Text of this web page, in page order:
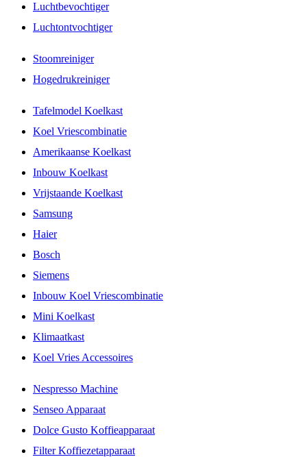
Luchtbevochtiger
Luchtontvochtiger
Stoomreiniger
Hogedrukreiniger
Tafelmodel Koelkast
Koel Vriescombinatie
Amerikaanse Koelkast
Inbouw Koelkast
Vrijstaande Koelkast
Samsung
Haier
Bosch
Siemens
Inbouw Koel Vriescombinatie
Mini Koelkast
Klimaatkast
Koel Vries Accessoires
Nespresso Machine
Senseo Apparaat
Dolce Gusto Koffieapparaat
Filter Koffiezetapparaat